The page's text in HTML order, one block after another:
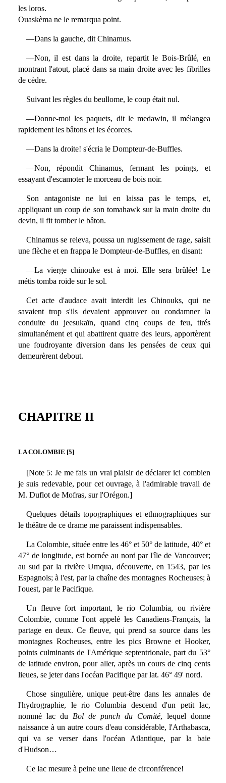
les loros.
Ouaskèma ne le remarqua point.
—Dans la gauche, dit Chinamus.
—Non, il est dans la droite, repartit le Bois-Brûlé, en
montrant l'atout, placé dans sa main droite avec les fibrilles
de cèdre.
Suivant les règles du beullome, le coup était nul.
—Donne-moi les paquets, dit le medawin, il mélangea
rapidement les bâtons et les écorces.
—Dans la droite! s'écria le Dompteur-de-Buffles.
—Non, répondit Chinamus, fermant les poings, et
essayant d'escamoter le morceau de bois noir.
Son antagoniste ne lui en laissa pas le temps, et,
appliquant un coup de son tomahawk sur la main droite du
devin, il fit tomber le bâton.
Chinamus se releva, poussa un rugissement de rage, saisit
une flèche et en frappa le Dompteur-de-Buffles, en disant:
—La vierge chinouke est à moi. Elle sera brûlée! Le
métis tomba roide sur le sol.
Cet acte d'audace avait interdit les Chinouks, qui ne
savaient trop s'ils devaient approuver ou condamner la
conduite du jeesukaïn, quand cinq coups de feu, tirés
simultanément et qui abattirent quatre des leurs, apportèrent
une foudroyante diversion dans les pensées de ceux qui
demeurèrent debout.
CHAPITRE II
LA COLOMBIE [5]
[Note 5: Je me fais un vrai plaisir de déclarer ici combien
je suis redevable, pour cet ouvrage, à l'admirable travail de
M. Duflot de Mofras, sur l'Orégon.]
Quelques détails topographiques et ethnographiques sur
le théâtre de ce drame me paraissent indispensables.
La Colombie, située entre les 46° et 50° de latitude, 40° et
47° de longitude, est bornée au nord par l'île de Vancouver;
au sud par la rivière Umqua, découverte, en 1543, par les
Espagnols; à l'est, par la chaîne des montagnes Rocheuses; à
l'ouest, par le Pacifique.
Un fleuve fort important, le rio Columbia, ou rivière
Colombie, comme l'ont appelé les Canadiens-Français, la
partage en deux. Ce fleuve, qui prend sa source dans les
montagnes Rocheuses, entre les pics Browne et Hooker,
points culminants de l'Amérique septentrionale, part du 53°
de latitude environ, pour aller, après un cours de cinq cents
lieues, se jeter dans l'océan Pacifique par lat. 46° 49' nord.
Chose singulière, unique peut-être dans les annales de
l'hydrographie, le rio Columbia descend d'un petit lac,
nommé lac du Bol de punch du Comité, lequel donne
naissance à un autre cours d'eau considérable, l'Arthabasca,
qui va se verser dans l'océan Atlantique, par la baie
d'Hudson…
Ce lac mesure à peine une lieue de circonférence!